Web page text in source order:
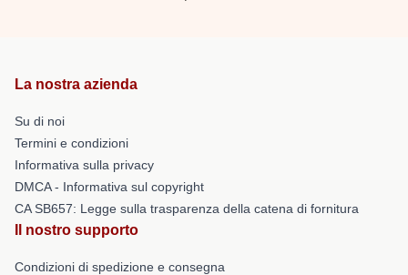
La nostra azienda
Su di noi
Termini e condizioni
Informativa sulla privacy
DMCA - Informativa sul copyright
CA SB657: Legge sulla trasparenza della catena di fornitura
Il nostro supporto
Condizioni di spedizione e consegna